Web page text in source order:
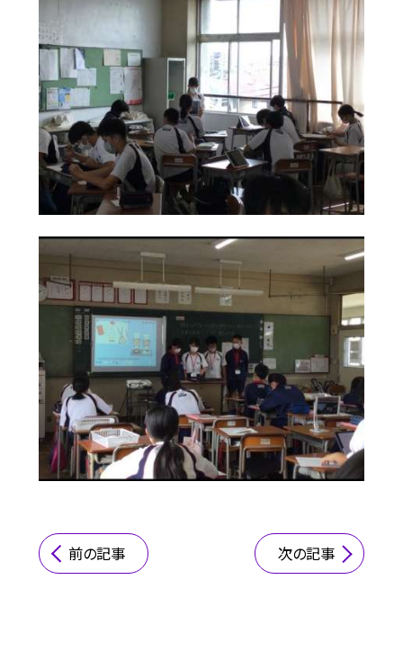
前の記事 次の記事